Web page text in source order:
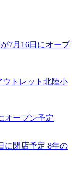
7月16日にオープ
ウトレット北陸小
オープン予定
に閉店予定 8年の